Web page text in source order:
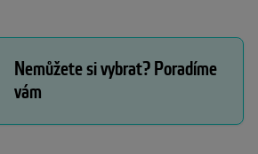
Nemůžete si vybrat? Poradíme
vám